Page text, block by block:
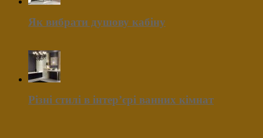
Як вибрати душову кабіну
Різні стилі в інтер’єрі ванних кімнат